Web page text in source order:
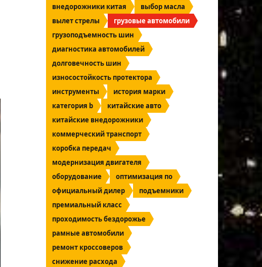
внедорожники китая
выбор масла
вылет стрелы
грузовые автомобили
грузоподъемность шин
диагностика автомобилей
долговечность шин
износостойкость протектора
инструменты
история марки
категория b
китайские авто
китайские внедорожники
коммерческий транспорт
коробка передач
модернизация двигателя
оборудование
оптимизация по
официальный дилер
подъемники
премиальный класс
проходимость бездорожье
рамные автомобили
ремонт кроссоверов
снижение расхода